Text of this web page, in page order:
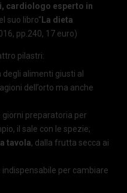
cardiologo esperto in
suo libro“La dieta
pp.240, 17 euro)
pilastri:
degli alimenti giusti al
dell’orto ma anche
giorni preparatoria per
il sale con le spezie;
tavola, dalla frutta secca ai
indispensabile per cambiare